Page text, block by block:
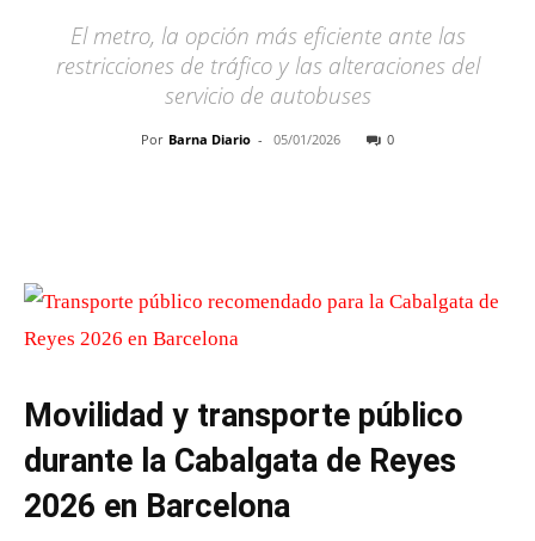
El metro, la opción más eficiente ante las
restricciones de tráfico y las alteraciones del
servicio de autobuses
Por Barna Diario - 05/01/2026 0
Movilidad y transporte público
durante la Cabalgata de Reyes
2026 en Barcelona